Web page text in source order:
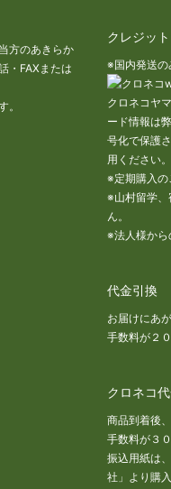
方のあきらか
・FAXまたは
。
クレジッ
※国内発送の
クロネコヤ
ード情報は
号化で保護
用ください。
※定期購入の
※山村留学、
ん。
※法人様から
代金引換
お届けにあ
手数料が２
クロネコ
商品到着後
手数料が３
振込用紙は
社」より購